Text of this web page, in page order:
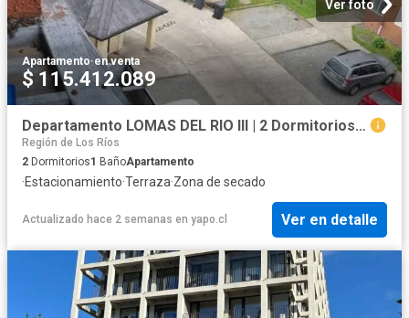
Ver foto
Apartamento·en venta
$ 115.412.089
Departamento LOMAS DEL RIO III | 2 Dormitorios por 2980.00 en Valdivia
Región de Los Ríos
2 Dormitorios1 BañoApartamento
·Estacionamiento·Terraza·Zona de secado
Actualizado hace 2 semanas en yapo.cl Ver en detalle